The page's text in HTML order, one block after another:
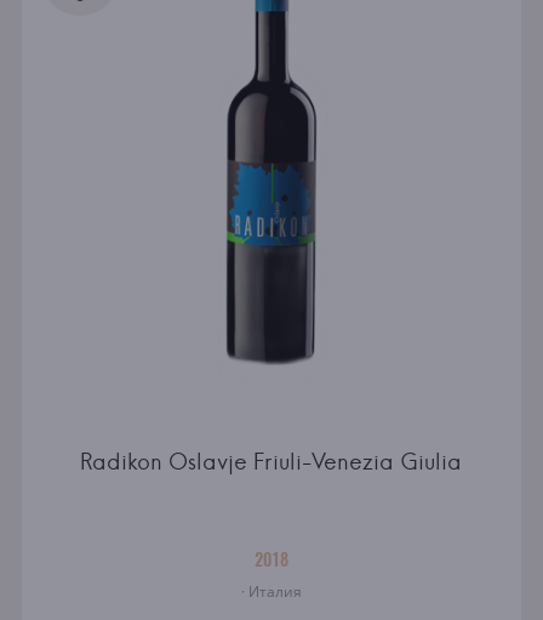
Radikon Oslavje Friuli-Venezia Giulia
2018
· Италия